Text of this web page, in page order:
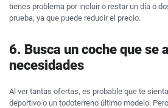
tienes problema por incluir o restar un día o
prueba, ya que puede reducir el precio.
6. Busca un coche que se
necesidades
Al ver tantas ofertas, es probable que te
deportivo o un todoterreno último modelo.